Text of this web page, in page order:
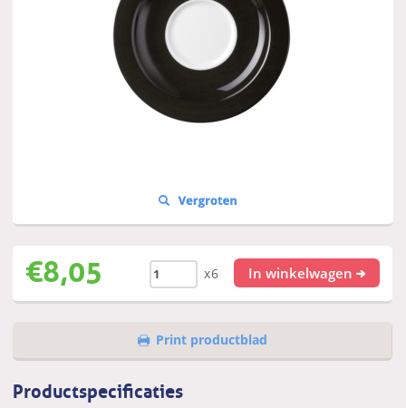
€8,05 x6 In winkelwagen
Print productblad
Productspecificaties